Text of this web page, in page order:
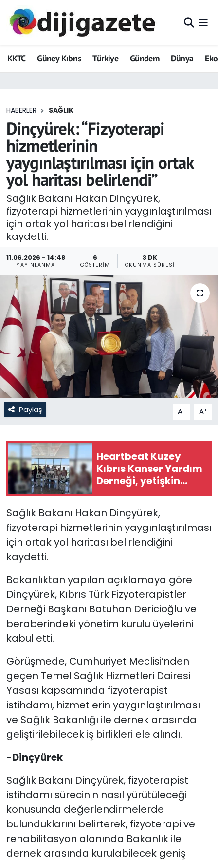
KKTC Güney Kıbrıs Türkiye Gündem Dünya
HABERLER SAĞLIK
Dinçyürek: “Fizyoterapi
hizmetlerinin
yaygınlaştırılması için ortak
yol haritası belirlendi”
Sağlık Bakanı Hakan Dinçyürek,
fizyoterapi hizmetlerinin yaygınlaştırılması
için ortak yol haritası belirlendiğini
kaydetti.
11.06.2026 - 14:48
YAYINLANMA
6
GÖSTERIM
3 DK
OKUNMA SÜRESI
Paylaş A- A+
Heartbeat Kuzey
Kıbrıs Kanser Yardım
Derneği, yetişkin
onkoloji servisine
Sağlık Bakanı Hakan Dinçyürek,
fizyoterapi hizmetlerinin yaygınlaştırılması
için ortak yol haritası belirlendiğini
kaydetti.
Bakanlıktan yapılan açıklamaya göre
Dinçyürek, Kıbrıs Türk Fizyoterapistler
Derneği Başkanı Batuhan Dericioğlu ve
beraberindeki yönetim kurulu üyelerini
kabul etti.
Görüşmede, Cumhuriyet Meclisi’nden
geçen Temel Sağlık Hizmetleri Dairesi
Yasası kapsamında fizyoterapist
istihdamı, hizmetlerin yaygınlaştırılması
ve Sağlık Bakanlığı ile dernek arasında
geliştirilebilecek iş birlikleri ele alındı.
-Dinçyürek
Sağlık Bakanı Dinçyürek, fizyoterapist
istihdamı sürecinin nasıl yürütüleceği
konusunda değerlendirmelerde
bulunduklarını belirterek, fizyoterapi ve
rehabilitasyon alanında Bakanlık ile
dernek arasında kurulabilecek geniş
ADVERTORIAL
Dijigazete
Eğitim
Ekonomi
Foto Galeri
GEZİ
Güncel
Gündem
KKTC
KKTC YEREL SEÇİM 2018
Kültür Sanat
Magazin
Moda
Nöbetçi Eczaneler
Otomobil Dünyası
SAĞLIK
Spor
Teknoloji
TÜRKiYE
Video Galeri
YAŞAM
Yazarlar
Hava Durumu
Trafik Durumu
Tüm Manşetler
Son Dakika Haberleri
Haber Arşivi